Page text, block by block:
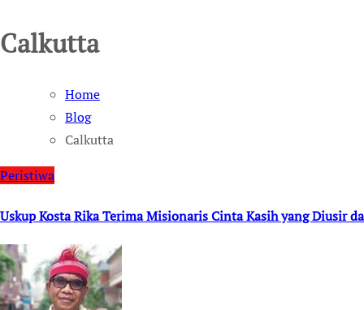
Calkutta
Home
Blog
Calkutta
Peristiwa
Uskup Kosta Rika Terima Misionaris Cinta Kasih yang Diusir